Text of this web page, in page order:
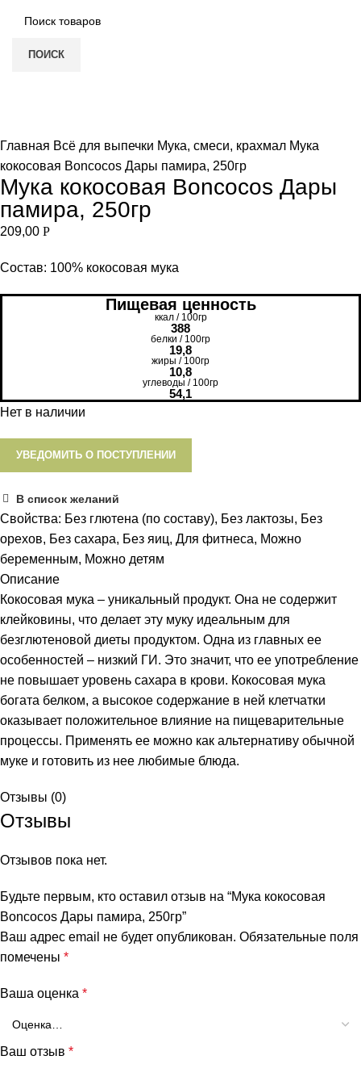
ПОИСК
Главная Всё для выпечки Мука, смеси, крахмал Мука
кокосовая Boncocos Дары памира, 250гр
Мука кокосовая Boncocos Дары
памира, 250гр
209,00 Р
Состав: 100% кокосовая мука
Пищевая ценность
ккал / 100гр
388
белки / 100гр
19,8
жиры / 100гр
10,8
углеводы / 100гр
54,1
Нет в наличии
УВЕДОМИТЬ О ПОСТУПЛЕНИИ
В список желаний
Свойства: Без глютена (по составу), Без лактозы, Без
орехов, Без сахара, Без яиц, Для фитнеса, Можно
беременным, Можно детям
Описание
Кокосовая мука – уникальный продукт. Она не содержит
клейковины, что делает эту муку идеальным для
безглютеновой диеты продуктом. Одна из главных ее
особенностей – низкий ГИ. Это значит, что ее употребление
не повышает уровень сахара в крови. Кокосовая мука
богата белком, а высокое содержание в ней клетчатки
оказывает положительное влияние на пищеварительные
процессы. Применять ее можно как альтернативу обычной
муке и готовить из нее любимые блюда.
Отзывы (0)
Отзывы
Отзывов пока нет.
Будьте первым, кто оставил отзыв на “Мука кокосовая
Boncocos Дары памира, 250гр”
Ваш адрес email не будет опубликован. Обязательные поля
помечены *
Ваша оценка *
Ваш отзыв *